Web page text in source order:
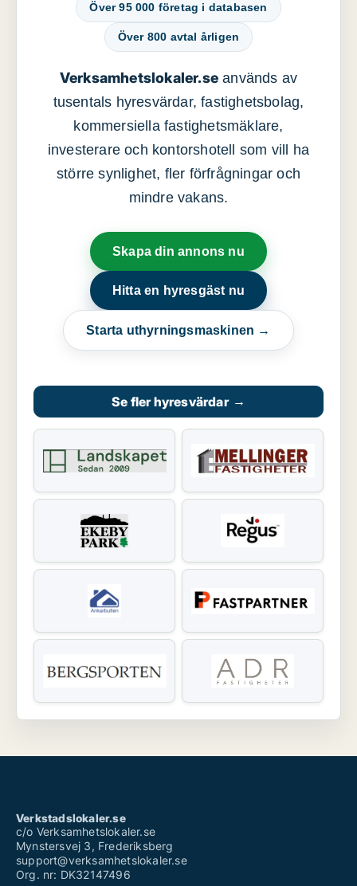
Över 95 000 företag i databasen
Över 800 avtal årligen
Verksamhetslokaler.se används av
tusentals hyresvärdar, fastighetsbolag,
kommersiella fastighetsmäklare,
investerare och kontorshotell som vill ha
större synlighet, fler förfrågningar och
mindre vakans.
Skapa din annons nu
Hitta en hyresgäst nu
Starta uthyrningsmaskinen →
Se fler hyresvärdar →
Verkstadslokaler.se
c/o Verksamhetslokaler.se
Mynstersvej 3, Frederiksberg
support@verksamhetslokaler.se
Org. nr: DK32147496